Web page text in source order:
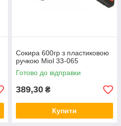
Сокира 600гр з пластиковою
ручкою Miol 33-065
Готово до відправки
389,30 ₴
Купити